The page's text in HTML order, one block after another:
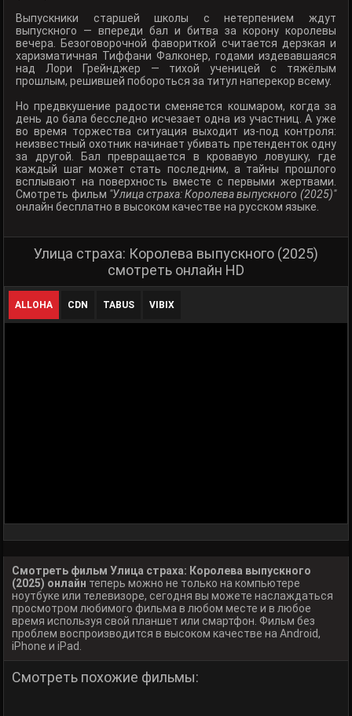
Выпускники старшей школы с нетерпением ждут
выпускного — впереди бал и битва за корону королевы
вечера. Безоговорочной фавориткой считается дерзкая и
харизматичная Тиффани Фалконер, годами издевавшаяся
над Лори Грейнджер — тихой ученицей с тяжёлым
прошлым, решившей побороться за титул наперекор всему.
Но предвкушение радости сменяется кошмаром, когда за
день до бала бесследно исчезает одна из участниц. А уже
во время торжества ситуация выходит из-под контроля:
неизвестный охотник начинает убивать претенденток одну
за другой. Бал превращается в кровавую ловушку, где
каждый шаг может стать последним, а тайны прошлого
всплывают на поверхность вместе с первыми жертвами.
Смотреть фильм "Улица страха: Королева выпускного (2025)"
онлайн бесплатно в высоком качестве на русском языке.
Улица страха: Королева выпускного (2025)
смотреть онлайн HD
ALLOHA CDN TABUS VIBIX
Смотреть фильм Улица страха: Королева выпускного
(2025) онлайн теперь можно не только на компьютере
ноутбуке или телевизоре, сегодня вы можете наслаждаться
просмотром любимого фильма в любом месте и в любое
время используя свой планшет или смартфон. Фильм без
проблем воспроизводится в высоком качестве на Android,
iPhone и iPad.
Смотреть похожие фильмы: